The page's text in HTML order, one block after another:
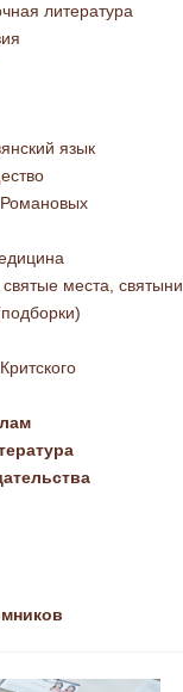
литература
язык
места, святыни